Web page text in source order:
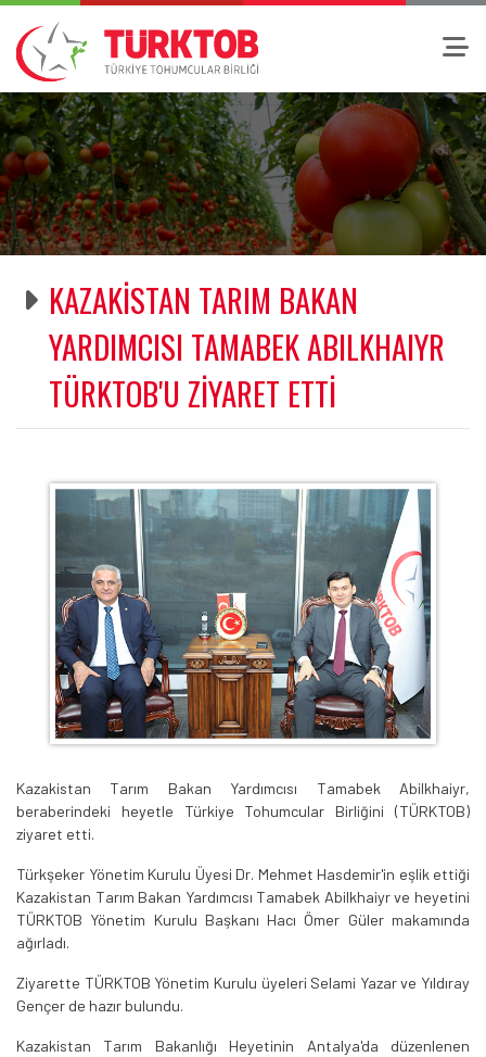
KAZAKİSTAN TARIM BAKAN
YARDIMCISI TAMABEK ABILKHAIYR
TÜRKTOB'U ZİYARET ETTİ
Kazakistan Tarım Bakan Yardımcısı Tamabek Abilkhaiyr,
beraberindeki heyetle Türkiye Tohumcular Birliğini (TÜRKTOB)
ziyaret etti.
Türkşeker Yönetim Kurulu Üyesi Dr. Mehmet Hasdemir'in eşlik ettiği
Kazakistan Tarım Bakan Yardımcısı Tamabek Abilkhaiyr ve heyetini
TÜRKTOB Yönetim Kurulu Başkanı Hacı Ömer Güler makamında
ağırladı.
Ziyarette TÜRKTOB Yönetim Kurulu üyeleri Selami Yazar ve Yıldıray
Gençer de hazır bulundu.
Kazakistan Tarım Bakanlığı Heyetinin Antalya'da düzenlenen